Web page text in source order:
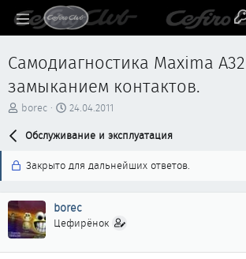
Самодиагностика Maxima A32
замыканием контактов.
А
р
м
ы
borec
Д
т
н
а
л
24.04.2011
Обслуживание и эксплуатация
Закрыто для дальнейших ответов.
borec
Цефирёнок